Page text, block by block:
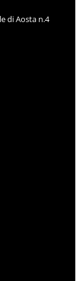
di Aosta n.4